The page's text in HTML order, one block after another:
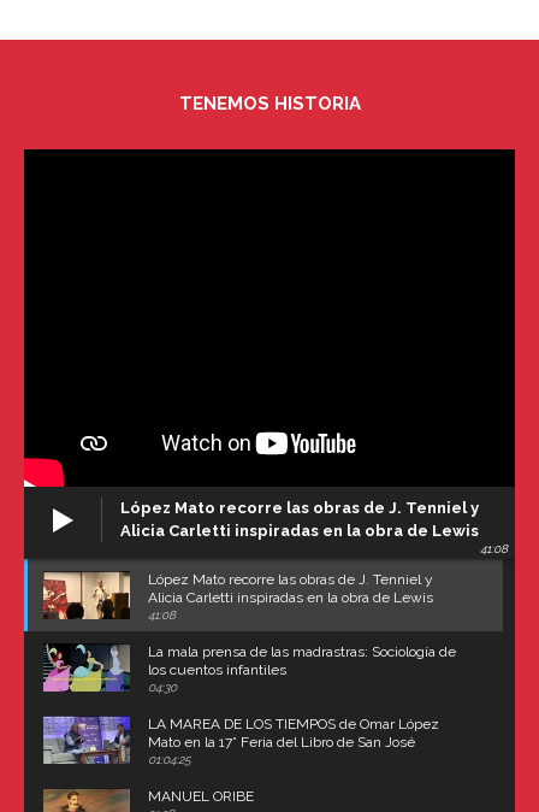
TENEMOS HISTORIA
López Mato recorre las obras de J. Tenniel y
Alicia Carletti inspiradas en la obra de Lewis
41:08
López Mato recorre las obras de J. Tenniel y
Alicia Carletti inspiradas en la obra de Lewis
Carroll
41:08
La mala prensa de las madrastras: Sociología de
los cuentos infantiles
04:30
LA MAREA DE LOS TIEMPOS de Omar López
Mato en la 17° Feria del Libro de San José
(Uruguay)
01:04:25
MANUEL ORIBE